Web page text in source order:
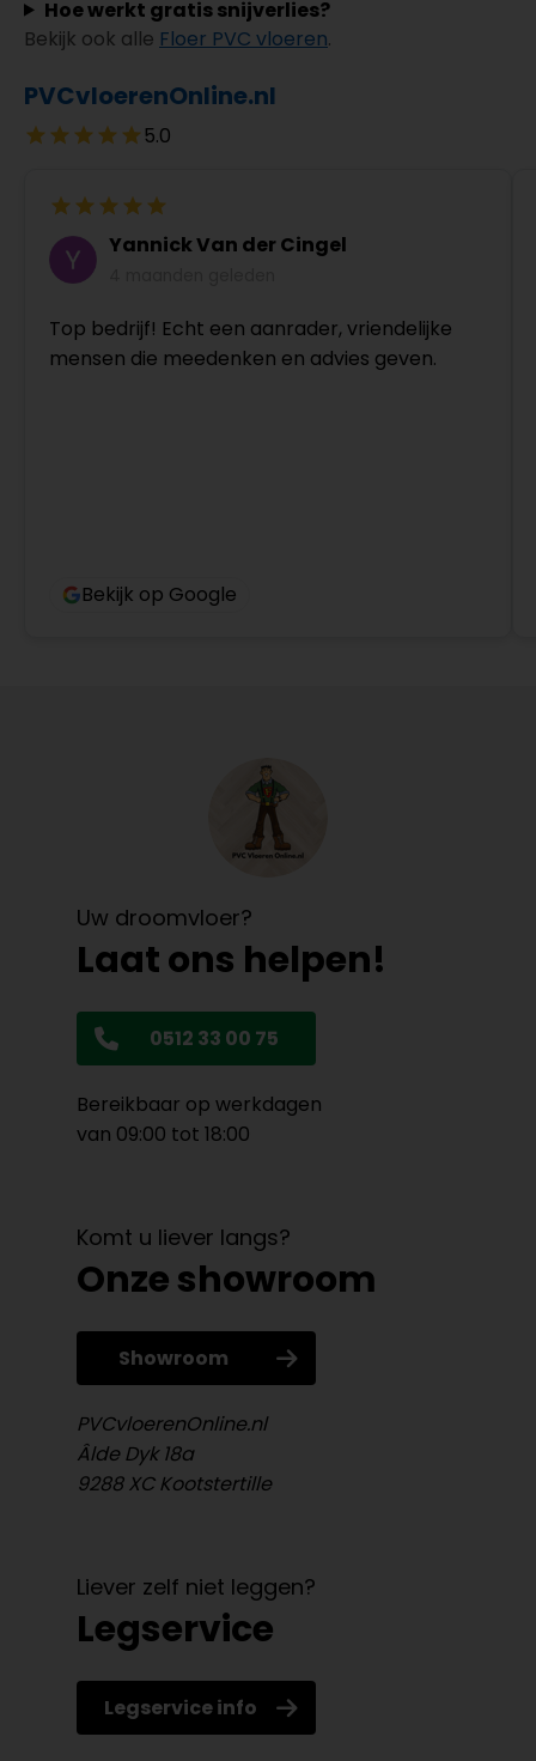
Hoe werkt gratis snijverlies?
Bekijk ook alle Floer PVC vloeren.
PVCvloerenOnline.nl
5.0
Yannick Van der Cingel
Top bedrijf! Echt een aanrader, vriendelijke
mensen die meedenken en advies geven.
Bekijk op Google
Uw droomvloer?
Laat ons helpen!
0512 33 00 75
Bereikbaar op werkdagen
van 09:00 tot 18:00
Komt u liever langs?
Onze showroom
Showroom
PVCvloerenOnline.nl
Âlde Dyk 18a
9288 XC Kootstertille
Liever zelf niet leggen?
Legservice
Legservice info